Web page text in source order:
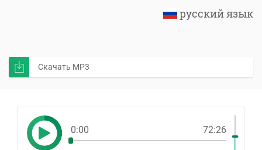
русский язык
Скачать MP3
0:00 72:26